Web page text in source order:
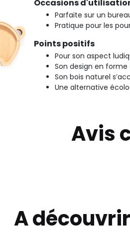
Occasions
Parfaite sur un
Pratique pour les
Points positifs
Pour son aspect
Son design en
Son bois naturel
Une alternative
Avis
A